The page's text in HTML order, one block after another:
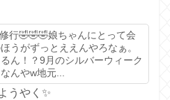
行🤣🤣🤣娘ちゃんにとって会
うがずっとええんやろなぁ。
ん！？9月のシルバーウィーク
んやw地元...
うやく✨️